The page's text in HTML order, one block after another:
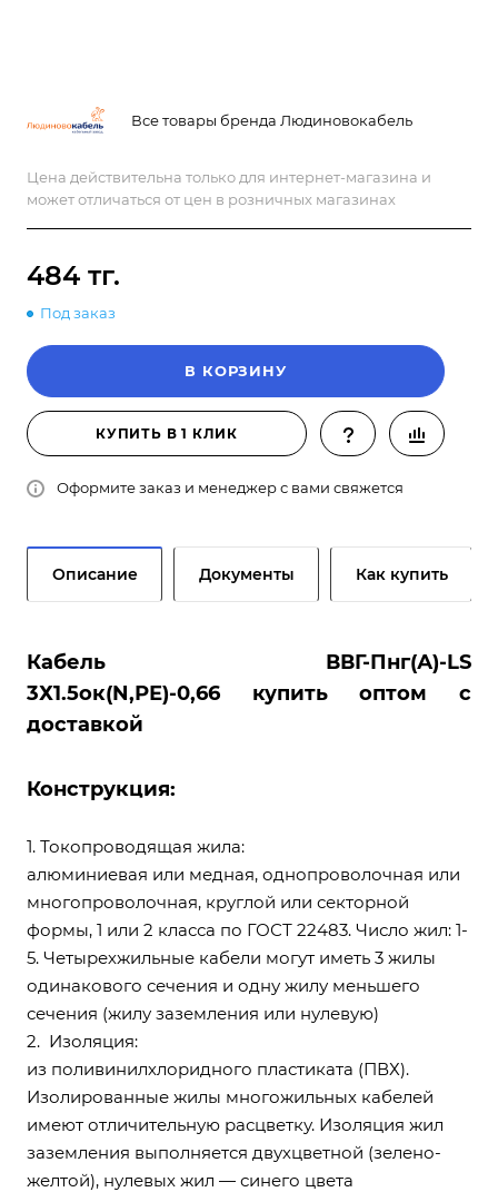
Все товары бренда Людиновокабель
Цена действительна только для интернет-магазина и
может отличаться от цен в розничных магазинах
484 тг.
Под заказ
В КОРЗИНУ
КУПИТЬ В 1 КЛИК
Оформите заказ и менеджер с вами свяжется
Описание Документы Как купить
Кабель ВВГ-Пнг(А)-LS
3Х1.5ок(N,РЕ)-0,66 купить оптом с
доставкой
Конструкция:
1. Токопроводящая жила:
алюминиевая или медная, однопроволочная или
многопроволочная, круглой или секторной
формы, 1 или 2 класса по ГОСТ 22483. Число жил: 1-
5. Четырехжильные кабели могут иметь 3 жилы
одинакового сечения и одну жилу меньшего
сечения (жилу заземления или нулевую)
2. Изоляция:
из поливинилхлоридного пластиката (ПВХ).
Изолированные жилы многожильных кабелей
имеют отличительную расцветку. Изоляция жил
заземления выполняется двухцветной (зелено-
желтой), нулевых жил — синего цвета